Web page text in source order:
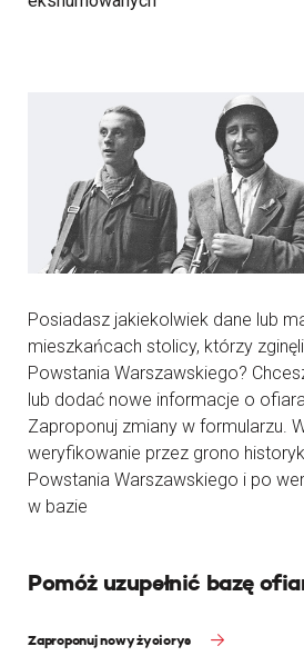
Posiadasz jakiekolwiek dane lub
mieszkańcach stolicy, którzy
Powstania Warszawskiego?
lub dodać nowe informacje o
Zaproponuj zmiany w formularzu.
weryfikowanie przez grono
Powstania Warszawskiego i po
w bazie
Pomóż uzupełnić bazę
Zaproponuj nowy życiorys